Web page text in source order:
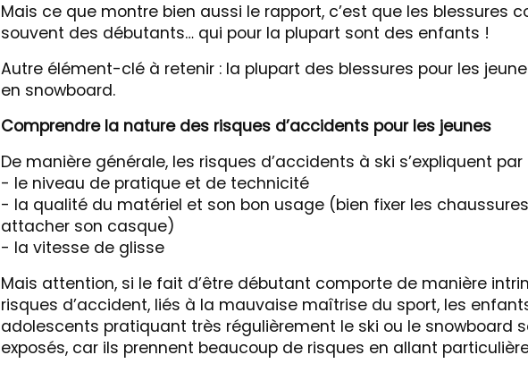
Mais ce que montre bien aussi le rapport, c’est que les blessures
souvent des débutants… qui pour la plupart sont des enfants !
Autre élément-clé à retenir : la plupart des blessures pour les
en snowboard.
Comprendre la nature des risques d’accidents pour les jeunes
De manière générale, les risques d’accidents à ski s’expliquent par
- le niveau de pratique et de technicité
- la qualité du matériel et son bon usage (bien fixer les
attacher son casque)
- la vitesse de glisse
Mais attention, si le fait d’être débutant comporte de manière
risques d’accident, liés à la mauvaise maîtrise du sport, les
adolescents pratiquant très régulièrement le ski ou le snowboard
exposés, car ils prennent beaucoup de risques en allant